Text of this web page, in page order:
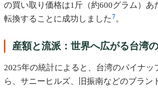
の買い取り価格は1斤（約600グラム）
転換することに成功しました 7。
産額と流派：世界へ広がる台湾
2025年の統計によると、台湾のパイナ
ら、サニーヒルズ、旧振南などのブラン